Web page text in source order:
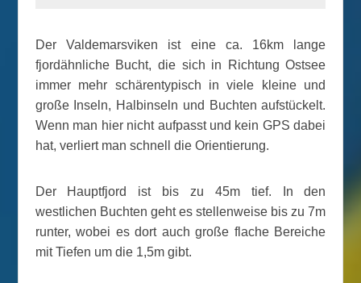
Der Valdemarsviken ist eine ca. 16km lange
fjordähnliche Bucht, die sich in Richtung Ostsee
immer mehr schärentypisch in viele kleine und
große Inseln, Halbinseln und Buchten aufstückelt.
Wenn man hier nicht aufpasst und kein GPS dabei
hat, verliert man schnell die Orientierung.
Der Hauptfjord ist bis zu 45m tief. In den
westlichen Buchten geht es stellenweise bis zu 7m
runter, wobei es dort auch große flache Bereiche
mit Tiefen um die 1,5m gibt.